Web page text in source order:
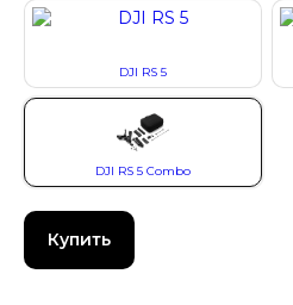
DJI RS 5
DJI RS 5 Combo
Купить